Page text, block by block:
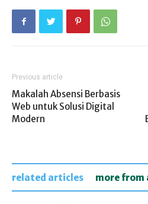
Previous article
Makalah Absensi Berbasis
Web untuk Solusi Digital
Modern
related articles more from